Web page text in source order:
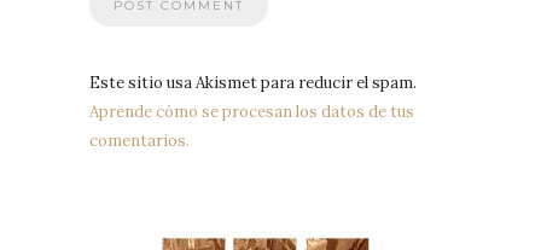
Este sitio usa Akismet para reducir el spam.
Aprende cómo se procesan los datos de tus
comentarios.